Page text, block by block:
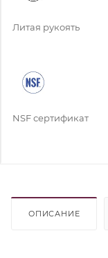
Литая рукоять
NSF сертификат
ОПИСАНИЕ